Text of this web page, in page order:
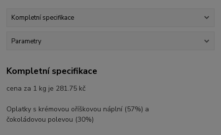
Kompletní specifikace
Parametry
Kompletní specifikace
cena za 1 kg je 281.75 kč
Oplatky s krémovou oříškovou náplní (57%) a
čokoládovou polevou (30%)